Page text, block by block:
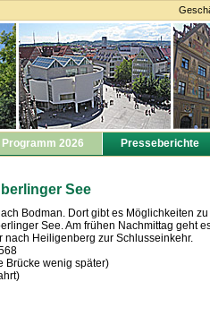
Programm 2026 Presseberichte
See
Bodman. Dort gibt es Möglichkeiten zu
See. Am frühen Nachmittag geht
Heiligenberg zur Schlusseinkehr.
Brücke wenig später)